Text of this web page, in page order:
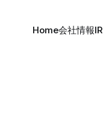
Home会社情報IR